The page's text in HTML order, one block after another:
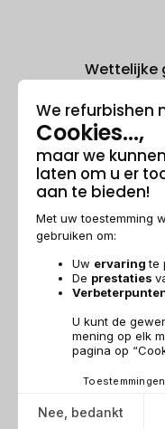
Wettelijke
Over ons
Wie is
Dit wordt over
Recommerce
Aanwerving